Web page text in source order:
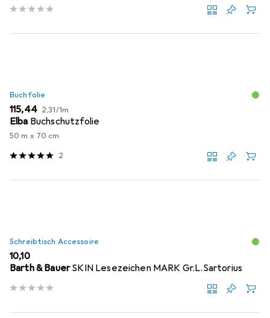
Buchfolie
EUR
115,44 EUR
2,31/1m
Elba Buchschutzfolie
50 m x 70 cm
2
Schreibtisch Accessoire
EUR
10,10
Barth & BauerSKIN Lesezeichen MARK Gr.L.Sartorius